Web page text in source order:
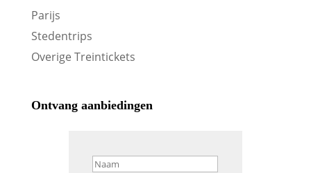
Parijs
Stedentrips
Overige Treintickets
Ontvang aanbiedingen